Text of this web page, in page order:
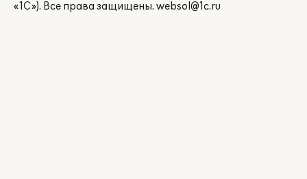
«1С»). Все права защищены. websol@1c.ru